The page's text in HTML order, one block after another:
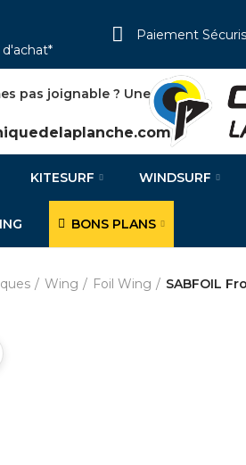
Paiement
pas joignable ? Une
KITESURF WINDSURF
BONS PLANS
Wing Foil Wing SABFOIL